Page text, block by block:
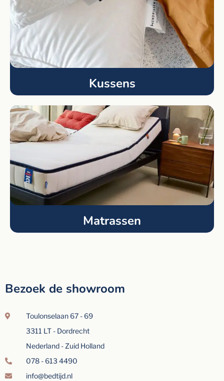
Kussens
Matrassen
Bezoek de showroom
Toulonselaan 67 - 69
3311 LT - Dordrecht
Nederland - Zuid Holland
078 - 613 4490
info@bedtijd.nl